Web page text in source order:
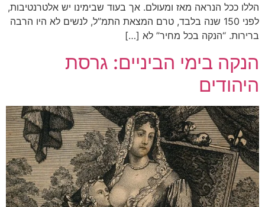
הללו ככל הנראה מאז ומעולם. אך בעוד שבימינו יש אלטרנטיבות,
לפני 150 שנה בלבד, טרם המצאת התמ”ל, לנשים לא היו הרבה
ברירות. “הנקה בכל מחיר” לא […]
הנקה בימי הביניים: גרסת
היהודים